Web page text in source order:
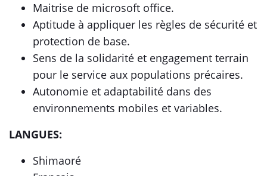
Maitrise de microsoft office.
Aptitude à appliquer les règles de sécurité et
protection de base.
Sens de la solidarité et engagement terrain
pour le service aux populations précaires.
Autonomie et adaptabilité dans des
environnements mobiles et variables.
LANGUES:
Shimaoré